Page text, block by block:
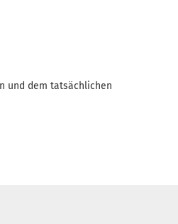
und dem tatsächlichen